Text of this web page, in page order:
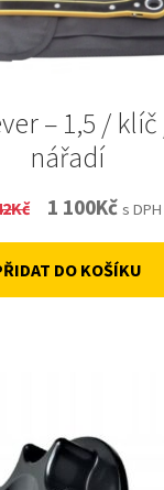
– 1,5 /
nářadí
Kč
Original
price
was:
1 100Kč
price
is:
s DPH
DO KOŠÍKU